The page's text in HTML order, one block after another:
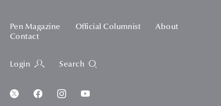
Pen Magazine Official Columnist
About
Contact
Login Search